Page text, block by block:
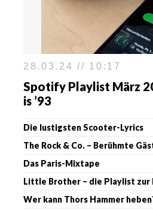
28.03.24 // 10:17
Spotify Playlist März
is ’93
Die lustigsten Scooter-Lyrics
The Rock & Co. – Berühmte
Das Paris-Mixtape
Little Brother – die Playlist zur
Wer kann Thors Hammer